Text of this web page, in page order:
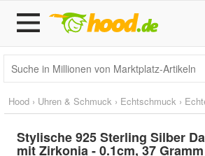
Hood › Uhren & Schmuck › Echtschmuck ›
Stylische 925 Sterling Silber
mit Zirkonia - 0.1cm, 37 Gramm